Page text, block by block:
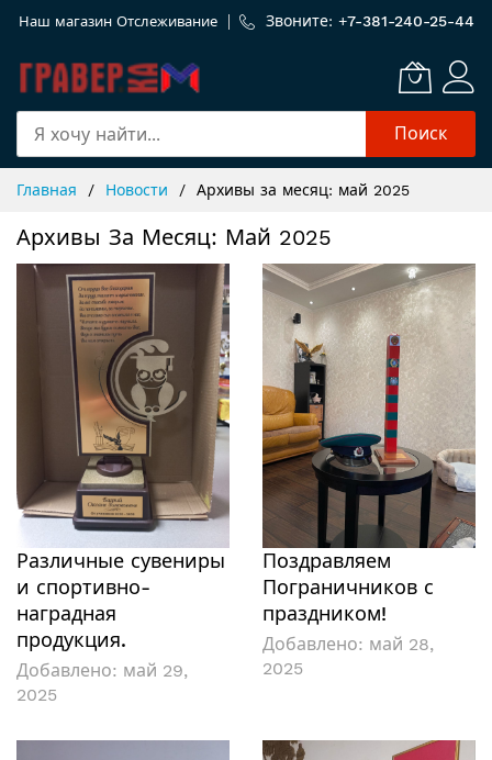
Наш магазин Отслеживание Звоните: +7-381-240-25-44
Поиск
Content
Главная Новости Архивы за месяц: май 2025
Архивы За Месяц: Май 2025
Различные сувениры
и спортивно-
наградная
продукция.
Добавлено: май 29,
2025
Поздравляем
Пограничников с
праздником!
Добавлено: май 28,
2025